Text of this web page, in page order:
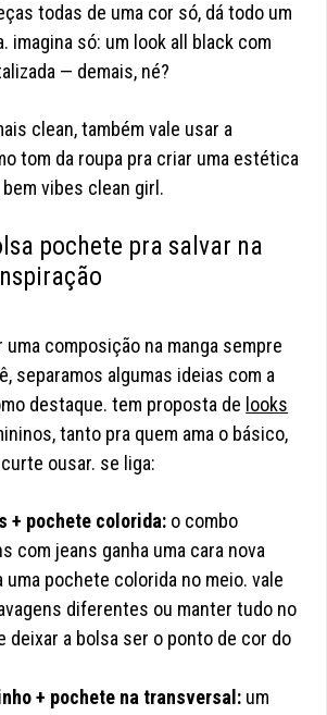
todas de uma cor só, dá todo um
imagina só: um look all black com
— demais, né?
clean, também vale usar a
tom da roupa pra criar uma estética
vibes clean girl.
pochete pra salvar na
uma composição na manga sempre
separamos algumas ideias com a
destaque. tem proposta de looks
tanto pra quem ama o básico,
ousar. se liga:
+ pochete colorida: o combo
com jeans ganha uma cara nova
uma pochete colorida no meio. vale
diferentes ou manter tudo no
deixar a bolsa ser o ponto de cor do
+ pochete na transversal: um